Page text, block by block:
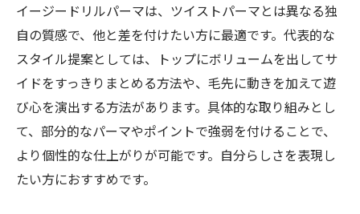
イージードリルパーマは、ツイストパーマとは異なる独
自の質感で、他と差を付けたい方に最適です。代表的な
スタイル提案としては、トップにボリュームを出してサ
イドをすっきりまとめる方法や、毛先に動きを加えて遊
び心を演出する方法があります。具体的な取り組みとし
て、部分的なパーマやポイントで強弱を付けることで、
より個性的な仕上がりが可能です。自分らしさを表現し
たい方におすすめです。